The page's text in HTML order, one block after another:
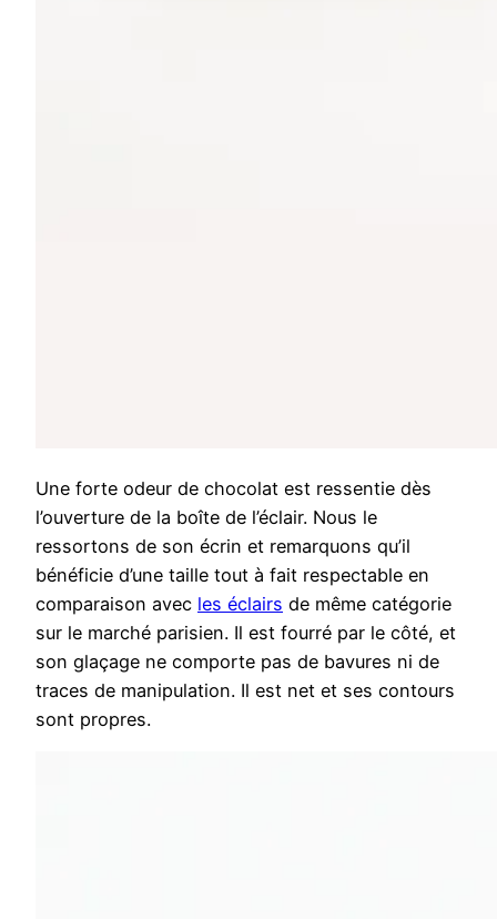
Une forte odeur de chocolat est ressentie dès
l’ouverture de la boîte de l’éclair. Nous le
ressortons de son écrin et remarquons qu’il
bénéficie d’une taille tout à fait respectable en
comparaison avec les éclairs de même catégorie
sur le marché parisien. Il est fourré par le côté, et
son glaçage ne comporte pas de bavures ni de
traces de manipulation. Il est net et ses contours
sont propres.